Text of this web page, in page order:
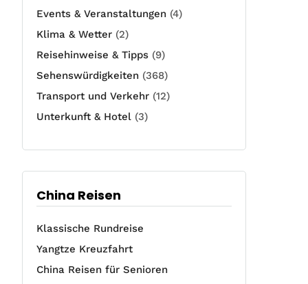
Events & Veranstaltungen (4)
Klima & Wetter (2)
Reisehinweise & Tipps (9)
Sehenswürdigkeiten (368)
Transport und Verkehr (12)
Unterkunft & Hotel (3)
China Reisen
Klassische Rundreise
Yangtze Kreuzfahrt
China Reisen für Senioren